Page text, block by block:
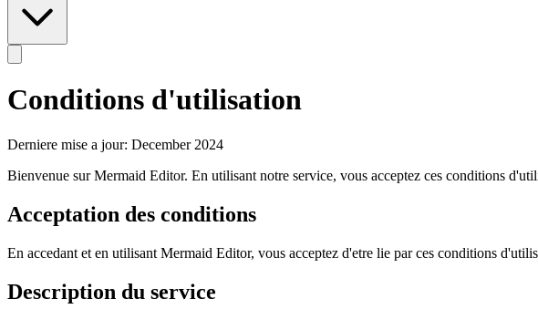
Conditions d'utilisation
Derniere mise a jour: December 2024
Bienvenue sur Mermaid Editor. En utilisant notre service, vous acceptez ces conditions
Acceptation des conditions
En accedant et en utilisant Mermaid Editor, vous acceptez d'etre lie par ces conditions
Description du service